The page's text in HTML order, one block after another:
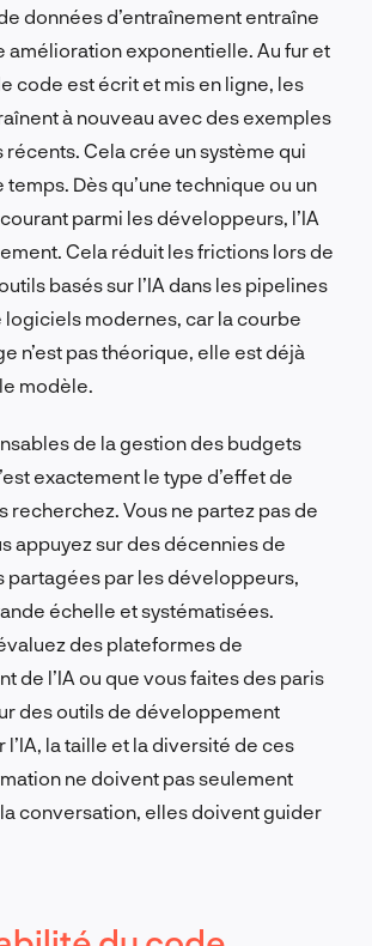
données d’entraînement entraîne
amélioration exponentielle. Au fur et
code est écrit et mis en ligne, les
à nouveau avec des exemples
récents. Cela crée un système qui
temps. Dès qu’une technique ou un
parmi les développeurs, l’IA
Cela réduit les frictions lors de
basés sur l’IA dans les pipelines
logiciels modernes, car la courbe
n’est pas théorique, elle est déjà
modèle.
de la gestion des budgets
exactement le type d’effet de
recherchez. Vous ne partez pas de
appuyez sur des décennies de
partagées par les développeurs,
échelle et systématisées.
des plateformes de
de l’IA ou que vous faites des paris
des outils de développement
l’IA, la taille et la diversité de ces
ne doivent pas seulement
conversation, elles doivent guider